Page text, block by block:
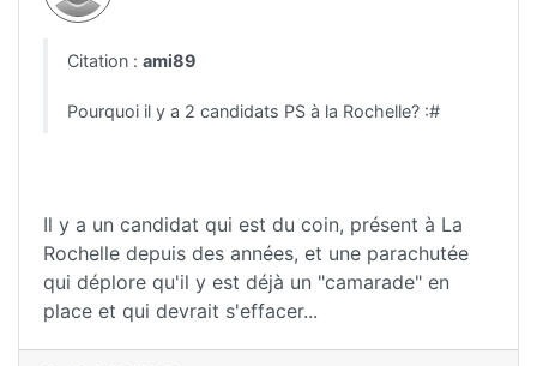
Citation : ami89
Pourquoi il y a 2 candidats PS à la Rochelle? :#
Il y a un candidat qui est du coin, présent à La
Rochelle depuis des années, et une parachutée
qui déplore qu'il y est déjà un "camarade" en
place et qui devrait s'effacer...